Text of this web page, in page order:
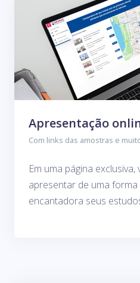
Apresentação
Com links das amostras e
Em uma página
apresentar de uma forma
encantadora seus